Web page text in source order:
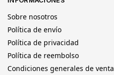
Sobre nosotros
Política de envío
Política de privacidad
Política de reembolso
Condiciones generales de venta